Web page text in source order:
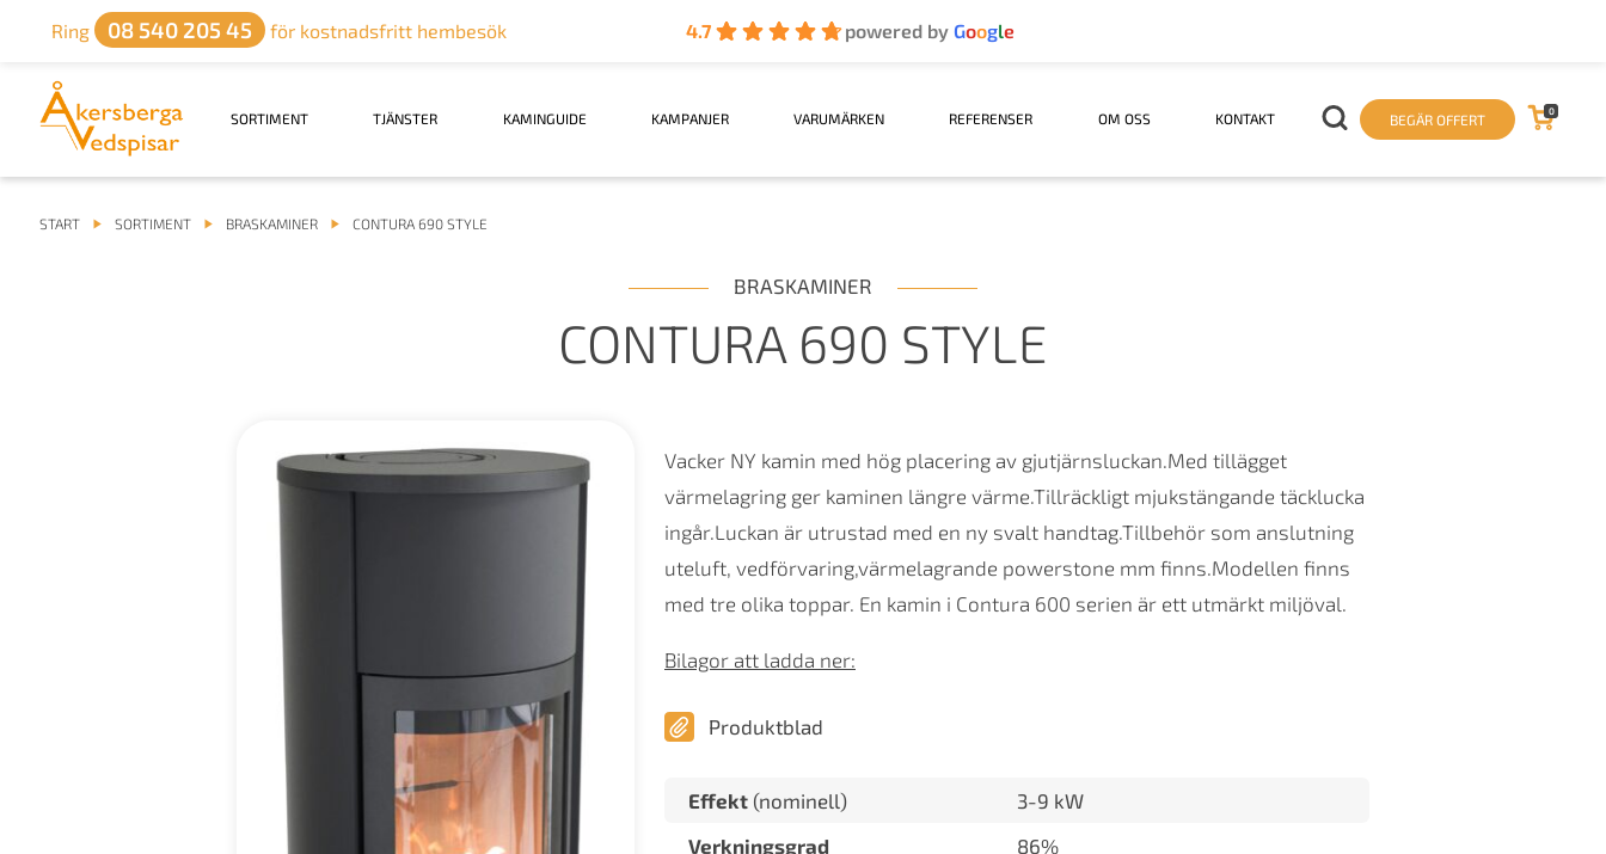
Ring 08 540 205 45 för kostnadsfritt hembesök 4.7 powered byGoogle
SORTIMENT TJÄNSTER KAMINGUIDE KAMPANJER VARUMÄRKEN REFERENSER OM OSS KONTAKT BEGÄR OFFERT 0
START SORTIMENT BRASKAMINER CONTURA 690 STYLE
BRASKAMINER
CONTURA 690 STYLE
Vacker NY kamin med hög placering av gjutjärnsluckan.Med tillägget
värmelagring ger kaminen längre värme.Tillräckligt mjukstängande täcklucka
ingår.Luckan är utrustad med en ny svalt handtag.Tillbehör som anslutning
uteluft, vedförvaring,värmelagrande powerstone mm finns.Modellen finns
med tre olika toppar. En kamin i Contura 600 serien är ett utmärkt miljöval.
Bilagor att ladda ner:
Produktblad
Effekt (nominell)
3-9 kW
Verkningsgrad
86%